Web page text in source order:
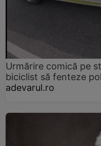
Urmărire comică pe
biciclist să fenteze
adevarul.ro